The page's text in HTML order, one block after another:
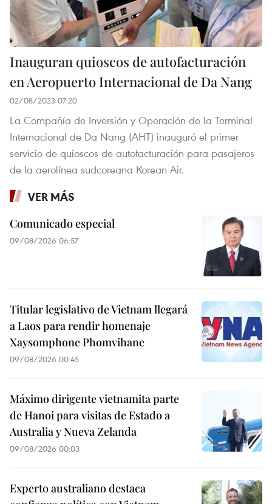
Inauguran quioscos de autofacturación
en Aeropuerto Internacional de Da Nang
02/08/2023 07:20
La Compañía de Inversión y Operación de la Terminal
Internacional de Da Nang (AHT) inauguró el primer
servicio de quioscos de autofacturación para pasajeros
de la aerolínea sudcoreana Korean Air.
VER MÁS
Comunicado especial
09/08/2026 06:57
Titular legislativo de Vietnam llegará
a Laos para rendir homenaje
Xaysomphone Phomvihane
09/08/2026 00:45
Máximo dirigente vietnamita parte
de Hanoi para visitas de Estado a
Australia y Nueva Zelanda
09/08/2026 00:03
Experto australiano destaca